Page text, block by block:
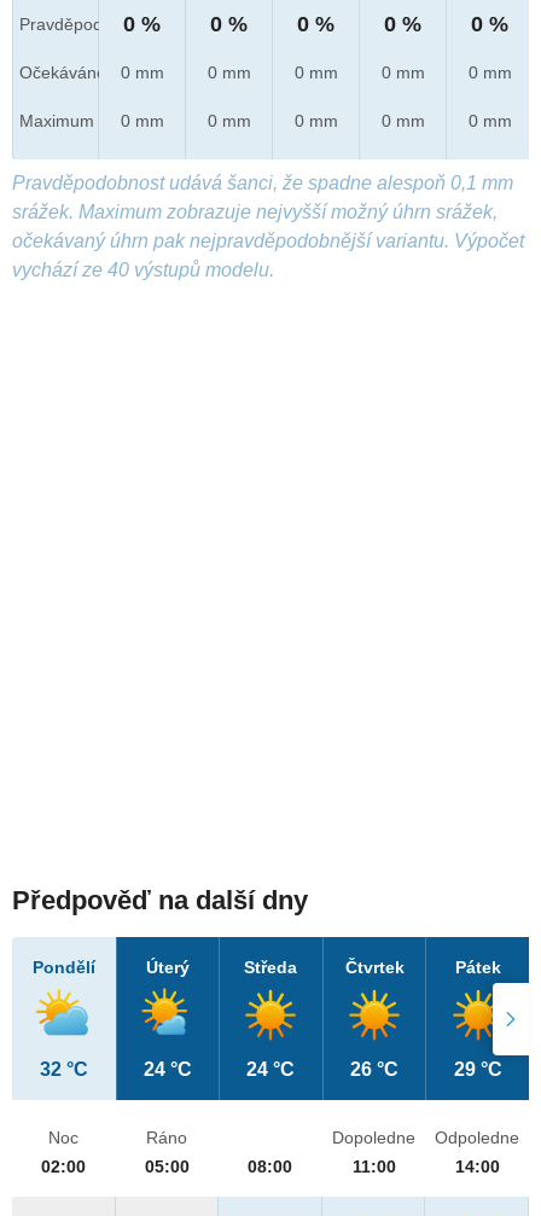
Pravděpod.
Očekáváno
Maximum
0 %
0 mm
0 mm
0 %
0 mm
0 mm
0 %
0 mm
0 mm
0 %
0 mm
0 mm
0 %
0 mm
0 mm
Pravděpodobnost udává šanci, že spadne alespoň 0,1 mm
srážek. Maximum zobrazuje nejvyšší možný úhrn srážek,
očekávaný úhrn pak nejpravděpodobnější variantu. Výpočet
vychází ze 40 výstupů modelu.
Předpověď na další dny
Pondělí
32 °C
Úterý
24 °C
Středa
24 °C
Čtvrtek
26 °C
Pátek
29 °C
Noc
02:00
Ráno
05:00
08:00
Dopoledne
11:00
Odpoledne
14:00